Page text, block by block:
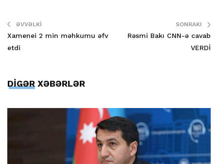
ƏVVƏLKI
Xamenei 2 min məhkumu əfv
etdi
SONRAKI
Rəsmi Bakı CNN-ə cavab
VERDİ
DİGƏR XƏBƏRLƏR